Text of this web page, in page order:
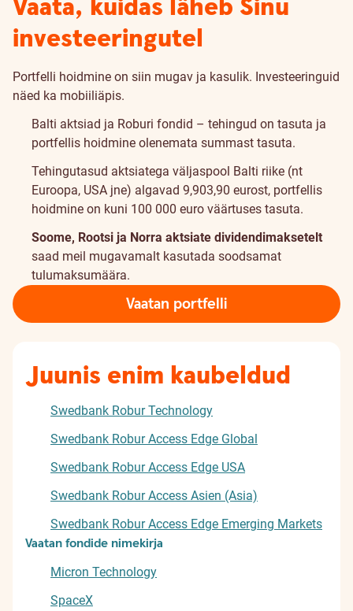
Vaata, kuidas läheb Sinu
investeeringutel
Portfelli hoidmine on siin mugav ja kasulik. Investeeringuid
näed ka mobiiliäpis.
Balti aktsiad ja Roburi fondid – tehingud on tasuta ja
portfellis hoidmine olenemata summast tasuta.
Tehingutasud aktsiatega väljaspool Balti riike (nt
Euroopa, USA jne) algavad 9,903,90 eurost, portfellis
hoidmine on kuni 100 000 euro väärtuses tasuta.
Soome, Rootsi ja Norra aktsiate dividendimaksetelt
saad meil mugavamalt kasutada soodsamat
tulumaksumäära.
Vaatan portfelli
Juunis enim kaubeldud
Swedbank Robur Technology
Swedbank Robur Access Edge Global
Swedbank Robur Access Edge USA
Swedbank Robur Access Asien (Asia)
Swedbank Robur Access Edge Emerging Markets
Vaatan fondide nimekirja
Micron Technology
SpaceX